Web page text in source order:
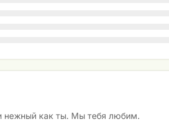
нежный как ты. Мы тебя любим.